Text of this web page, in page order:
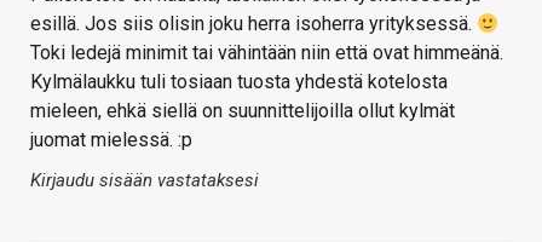
esillä. Jos siis olisin joku herra isoherra yrityksessä.
Toki ledejä minimit tai vähintään niin että ovat himmeänä.
Kylmälaukku tuli tosiaan tuosta yhdestä kotelosta
mieleen, ehkä siellä on suunnittelijoilla ollut kylmät
juomat mielessä. :p
Kirjaudu sisään vastataksesi